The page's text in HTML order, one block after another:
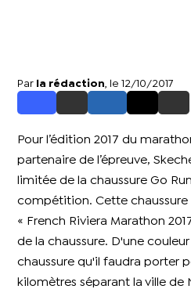
Par la rédaction , le 12/10/2017
Pour l’édition 2017 du
partenaire de l’épreuve,
limitée de la chaussure Go
compétition. Cette chaussure
« French Riviera Marathon
de la chaussure. D'une
chaussure qu'il faudra porter
kilomètres séparant la ville de